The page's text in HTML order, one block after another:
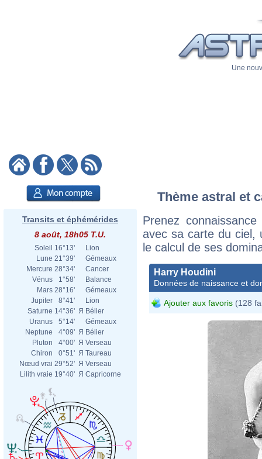
Une
Transits et éphémérides
8 août, 18h05 T.U.
Soleil 16°13'
Lion
Lune 21°39'
Gémeaux
Mercure 28°34'
Cancer
Vénus
1°58'
Balance
Mars 28°16'
Gémeaux
Jupiter
8°41'
Lion
Saturne 14°36' Я Bélier
Uranus
5°14'
Gémeaux
Neptune
4°09' Я Bélier
Pluton
4°00' Я Verseau
Chiron
0°51' Я Taureau
Nœud vrai 29°52' Я Verseau
Lilith vraie 19°40' Я Capricorne
Thème astral et
Prenez
avec sa carte du ciel,
le calcul de ses
Harry Houdini
Données de naissance et
Ajouter aux favoris (128